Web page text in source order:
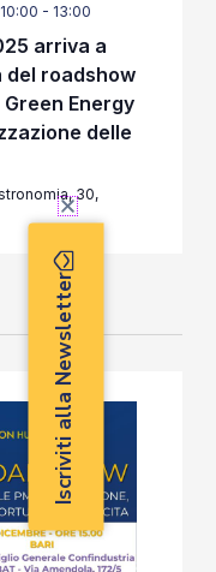
- 13:00
arriva a
del roadshow
Energy
delle
30,
Iscriviti alla Newsletter